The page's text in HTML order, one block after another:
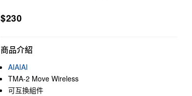
$230
商品介紹
AIAIAI
TMA-2 Move Wireless
可互換組件